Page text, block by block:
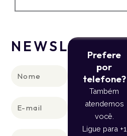
NEWSLETTER
Prefere
por
telefone?
Também
atendemos
você.
Ligue para +1